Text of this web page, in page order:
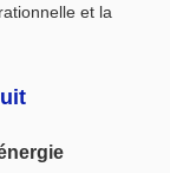
et la